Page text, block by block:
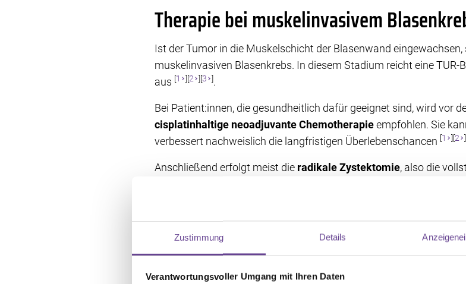
Zustimmung Details
Verantwortungsvoller Umgang mit Ihren Daten
Therapie bei muskelinvasivem
Ist der Tumor in die Muskelschicht der Blasenwand
muskelinvasiven Blasenkrebs. In diesem Stadium reicht eine TUR-
aus [1 ][2 ][3 ].
Bei Patient:innen, die gesundheitlich dafür geeignet sind, wird vor
cisplatinhaltige neoadjuvante Chemotherapieempfohlen. Sie
verbessert nachweislich die langfristigen Überlebenschancen [1 ][2
Anschließend erfolgt meist die radikale Zystektomie, also die
häufig zusätzlich die Prostata und die Samenblasen. Bei Frauen
Eierstöcke entfernt werden. In ausgewählten Fällen sind heute
.
Nach der Blasenentfernung wird eine neue Harnableitung